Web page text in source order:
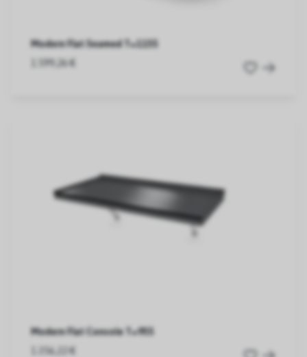
Modern Flat Seamed T=1155
1.599,26 €
Modern Flat Console T=955
1.356,22 €